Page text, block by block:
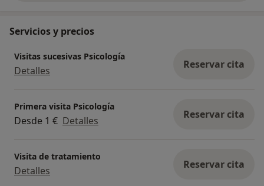
Servicios y precios
Visitas sucesivas Psicología
Detalles Reservar cita
Primera visita Psicología
Desde 1 € Detalles Reservar cita
Visita de tratamiento
Detalles Reservar cita